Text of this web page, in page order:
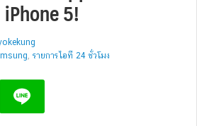
iPhone 5!
, รายการไอที 24 ชั่วโมง